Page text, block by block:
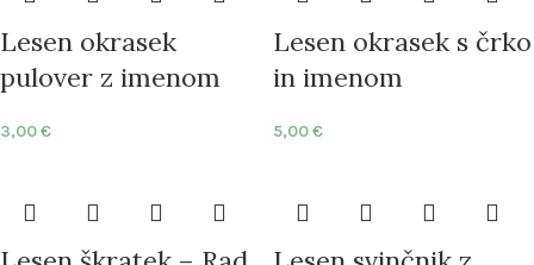
Lesen okrasek
pulover z imenom
3,00€
Lesen okrasek s črko
in imenom
5,00€